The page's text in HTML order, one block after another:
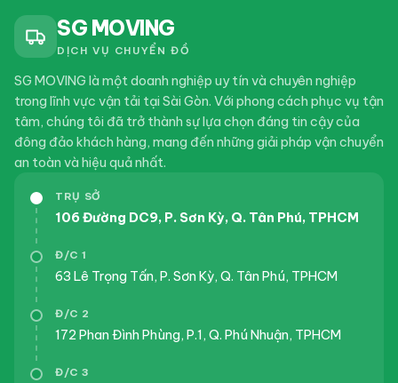
SG MOVING
DỊCH VỤ CHUYỂN ĐỒ
SG MOVING là một doanh nghiệp uy tín và chuyên nghiệp
trong lĩnh vực vận tải tại Sài Gòn. Với phong cách phục vụ tận
tâm, chúng tôi đã trở thành sự lựa chọn đáng tin cậy của
đông đảo khách hàng, mang đến những giải pháp vận chuyển
an toàn và hiệu quả nhất.
TRỤ SỞ
106 Đường DC9, P. Sơn Kỳ, Q. Tân Phú, TPHCM
Đ/C 1
63 Lê Trọng Tấn, P. Sơn Kỳ, Q. Tân Phú, TPHCM
Đ/C 2
172 Phan Đình Phùng, P.1, Q. Phú Nhuận, TPHCM
Đ/C 3